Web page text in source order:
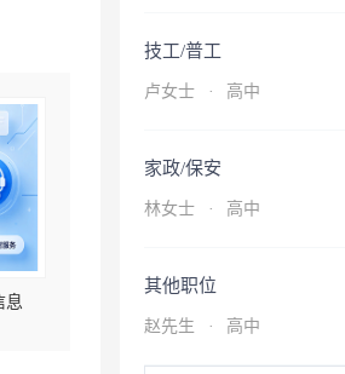
息
技工/普工
卢女士 · 高中
家政/保安
林女士 · 高中
其他职位
赵先生 · 高中